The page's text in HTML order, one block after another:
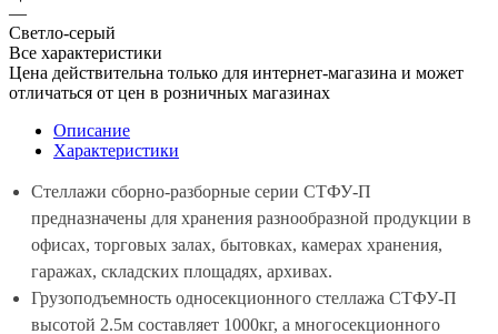
—
Светло-серый
Все характеристики
Цена действительна только для интернет-магазина и может
отличаться от цен в розничных магазинах
Описание
Характеристики
Стеллажи сборно-разборные серии СТФУ-П
предназначены для хранения разнообразной продукции в
офисах, торговых залах, бытовках, камерах хранения,
гаражах, складских площадях, архивах.
Грузоподъемность односекционного стеллажа СТФУ-П
высотой 2.5м составляет 1000кг, а многосекционного